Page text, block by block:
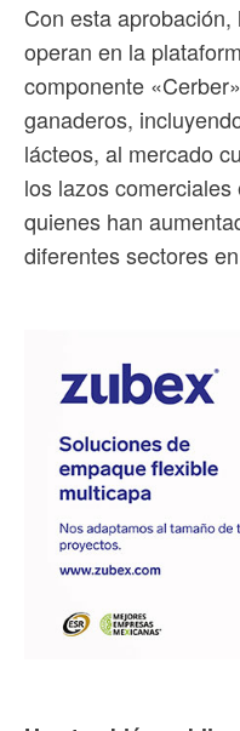
Con esta
operan en la
componente
ganaderos,
lácteos, al mercado
los lazos
quienes han
diferentes sectores